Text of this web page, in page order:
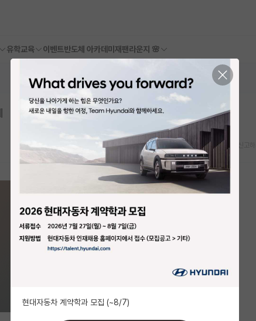
유학교육 이벤트반도체 아카데미 재팬라운지 🌸
스크랩
현대자동차 계약학과 모집 (~8/7)